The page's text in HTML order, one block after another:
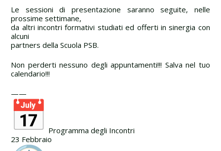
Le sessioni di presentazione saranno seguite, nelle
prossime settimane,
da altri incontri formativi studiati ed offerti in sinergia con
alcuni
partners della Scuola PSB.
Non perderti nessuno degli appuntamenti!!! Salva nel tuo
calendario!!!
——
Programma degli Incontri
23 Febbraio